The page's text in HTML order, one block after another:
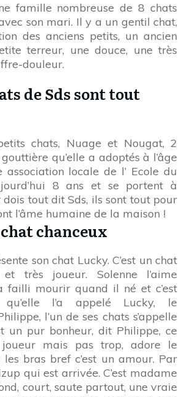
famille nombreuse de 8 chats
son mari. Il y a un gentil chat,
des anciens petits, un ancien
terreur, une douce, une très
douleur.
de Sds sont tout
chats, Nuage et Nougat, 2
qu’elle a adoptés à l’âge
locale de l’ Ecole du
8 ans et se portent à
tout dit Sds, ils sont tout pour
l’âme humaine de la maison !
chanceux
son chat Lucky. C’est un chat
très joueur. Solenne l’aime
failli mourir quand il né et c’est
l’a appelé Lucky, le
l’un de ses chats s’appelle
un pur bonheur, dit Philippe, ce
mais pas trop, adore le
bras bref c’est un amour. Par
qui est arrivée. C’est madame
court, saute partout, une vraie